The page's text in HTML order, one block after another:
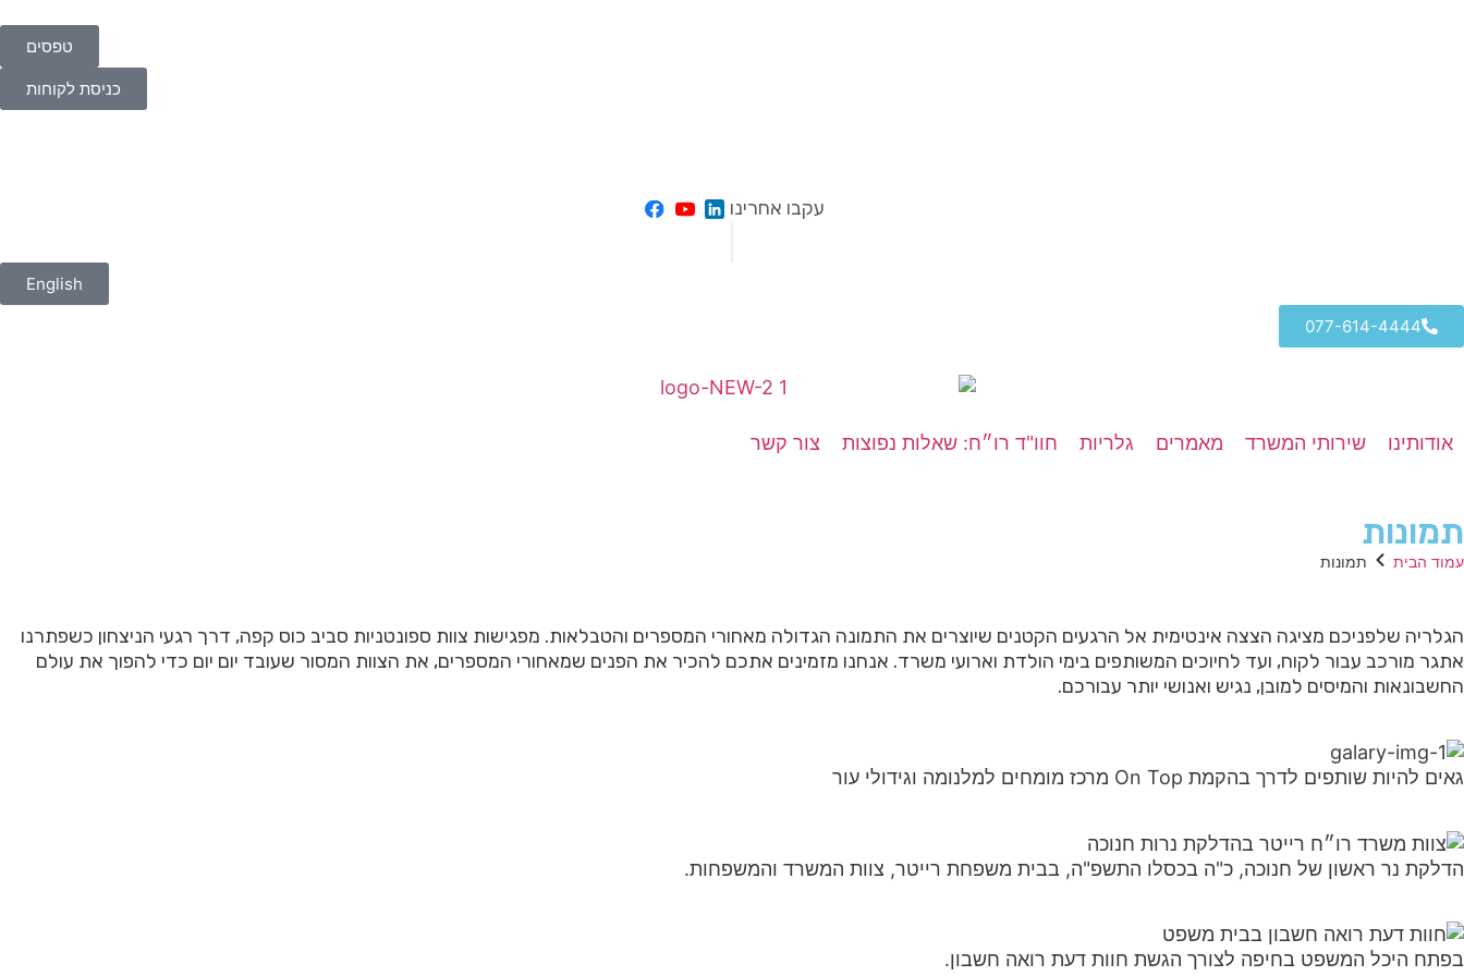
טפסים
כניסת לקוחות
עקבו אחרינו
English
077-614-4444
אודותינו שירותי המשרד מאמרים גלריות חוו"ד רו״ח: שאלות נפוצות צור קשר
תמונות
עמוד הבית תמונות
הגלריה שלפניכם מציגה הצצה אינטימית אל הרגעים הקטנים שיוצרים את התמונה הגדולה מאחורי המספרים והטבלאות. מפגישות צוות ספונטניות סביב כוס קפה, דרך רגעי הניצחון כשפתרנו
אתגר מורכב עבור לקוח, ועד לחיוכים המשותפים בימי הולדת וארועי משרד. אנחנו מזמינים אתכם להכיר את הפנים שמאחורי המספרים, את הצוות המסור שעובד יום יום כדי להפוך את עולם
החשבונאות והמיסים למובן, נגיש ואנושי יותר עבורכם.
גאים להיות שותפים לדרך בהקמת On Top מרכז מומחים למלנומה וגידולי עור
הדלקת נר ראשון של חנוכה, כ"ה בכסלו התשפ"ה, בבית משפחת רייטר, צוות המשרד והמשפחות.
בפתח היכל המשפט בחיפה לצורך הגשת חוות דעת רואה חשבון.